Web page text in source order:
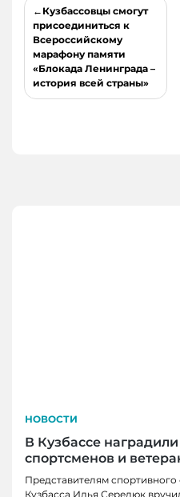
Навигация
по
записям
Кузбассовцы смогут
присоединиться к
Всероссийскому
марафону памяти
«Блокада Ленинграда –
история всей страны»
НОВОСТИ
В Кузбассе
спортсменов и
Представителям
Кузбасса Илья Середюк